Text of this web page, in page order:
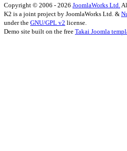
Copyright © 2006 - 2026 JoomlaWorks Ltd.
K2 is a joint project by JoomlaWorks Ltd. &
under the GNU/GPL v2 license.
Demo site built on the free Takai Joomla